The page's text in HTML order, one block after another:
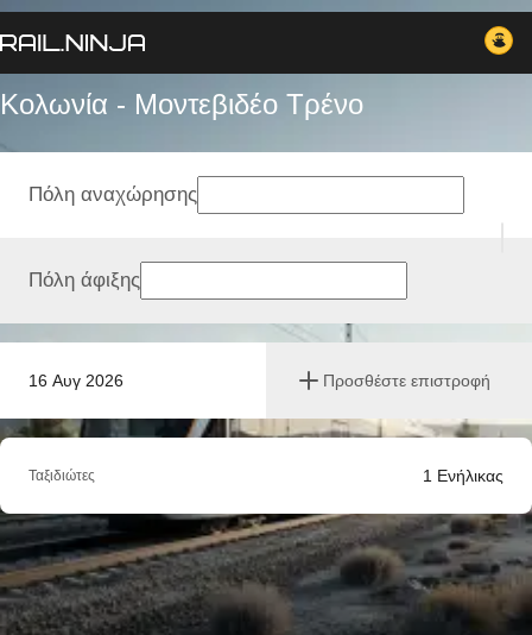
Κολωνία - Μοντεβιδέο Tρένο
16 Αυγ 2026 Προσθέστε επιστροφή
Πόλη αναχώρησης
Πόλη άφιξης
Ταξιδιώτες 1 Ενήλικας